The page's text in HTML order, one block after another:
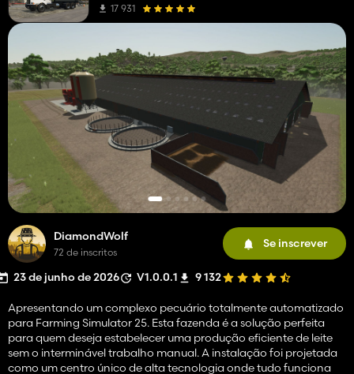
DiamondWolf
72 de inscritos
Se inscrever
23 de junho de 2026 V1.0.0.1 9 132
Apresentando um complexo pecuário totalmente automatizado
para Farming Simulator 25. Esta fazenda é a solução perfeita
para quem deseja estabelecer uma produção eficiente de leite
sem o interminável trabalho manual. A instalação foi projetada
como um centro único de alta tecnologia onde tudo funciona
17 931